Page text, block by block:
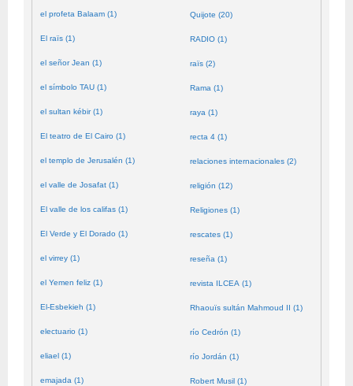
el profeta Balaam (1)
El raïs (1)
el señor Jean (1)
el símbolo TAU (1)
el sultan kébir (1)
El teatro de El Cairo (1)
el templo de Jerusalén (1)
el valle de Josafat (1)
El valle de los califas (1)
El Verde y El Dorado (1)
el virrey (1)
el Yemen feliz (1)
El-Esbekieh (1)
electuario (1)
eliael (1)
emajada (1)
Quijote (20)
RADIO (1)
raïs (2)
Rama (1)
raya (1)
recta 4 (1)
relaciones internacionales (2)
religión (12)
Religiones (1)
rescates (1)
reseña (1)
revista ILCEA (1)
Rhaouïs sultán Mahmoud II (1)
río Cedrón (1)
río Jordán (1)
Robert Musil (1)